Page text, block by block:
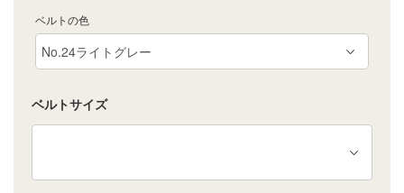
ベルトの色
ベルトサイズ